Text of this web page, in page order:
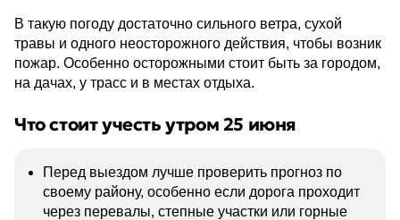
В такую погоду достаточно сильного ветра, сухой
травы и одного неосторожного действия, чтобы возник
пожар. Особенно осторожными стоит быть за городом,
на дачах, у трасс и в местах отдыха.
Что стоит учесть утром 25 июня
Перед выездом лучше проверить прогноз по
своему району, особенно если дорога проходит
через перевалы, степные участки или горные